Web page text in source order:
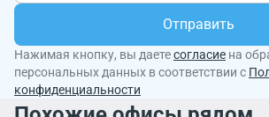
Отправить
Нажимая кнопку, вы даетесогласие на
персональных данных в соответствии с
конфиденциальности